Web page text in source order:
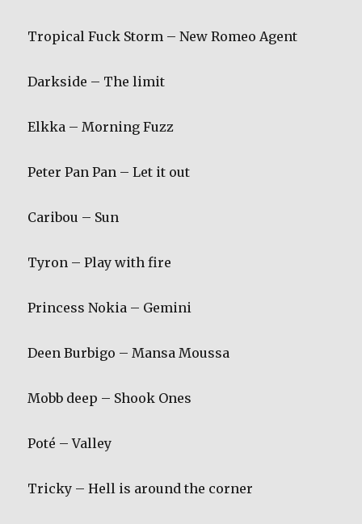
Tropical Fuck Storm – New Romeo Agent
Darkside – The limit
Elkka – Morning Fuzz
Peter Pan Pan – Let it out
Caribou – Sun
Tyron – Play with fire
Princess Nokia – Gemini
Deen Burbigo – Mansa Moussa
Mobb deep – Shook Ones
Poté – Valley
Tricky – Hell is around the corner